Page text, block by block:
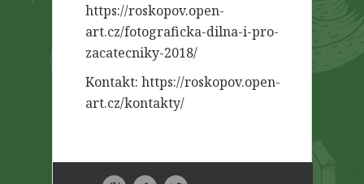
https://roskopov.open-
art.cz/fotograficka-dilna-i-pro-
zacatecniky-2018/
Kontakt: https://roskopov.open-
art.cz/kontakty/